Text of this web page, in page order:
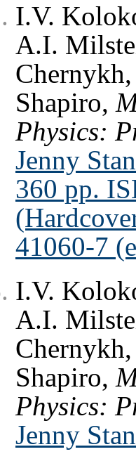
I.V.
A.I.
Shapiro,
Physics:
Jenny
360 pp.
41060-7
I.V.
A.I.
Shapiro,
Physics:
Jenny